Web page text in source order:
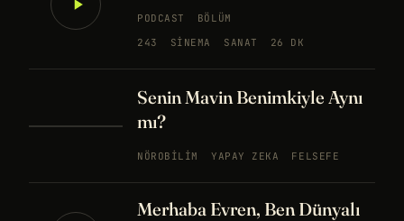
PODCAST
BÖLÜM
243
SINEMA SANAT 26 DK
Senin Mavin Benimkiyle Aynı
mı?
NÖROBILIM YAPAY ZEKA FELSEFE
Merhaba Evren, Ben Dünyalı